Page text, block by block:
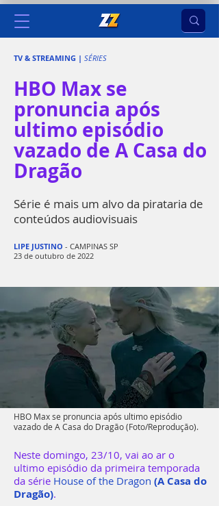
TV & STREAMING | SÉRIES
HBO Max se
pronuncia após
ultimo episódio
vazado de A Casa do
Dragão
Série é mais um alvo da pirataria de
conteúdos audiovisuais
LIPE JUSTINO - CAMPINAS SP
23 de outubro de 2022
HBO Max se pronuncia após ultimo episódio
vazado de A Casa do Dragão(Foto/Reprodução).
Neste domingo, 23/10, vai ao ar o
ultimo episódio da primeira temporada
da série House of the Dragon (A Casa do
Dragão).